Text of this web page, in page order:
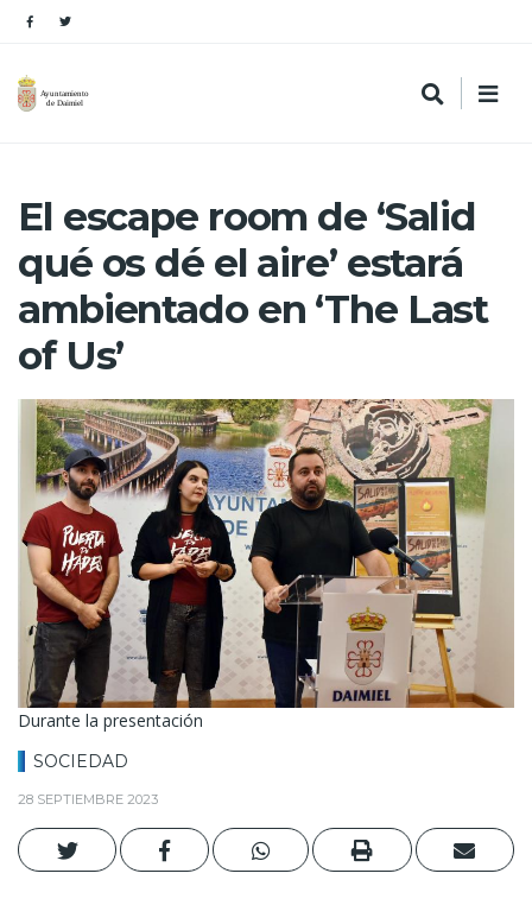
El escape room de ‘Salid
qué os dé el aire’ estará
ambientado en ‘The Last
of Us’
Durante la presentación
SOCIEDAD
28 SEPTIEMBRE 2023